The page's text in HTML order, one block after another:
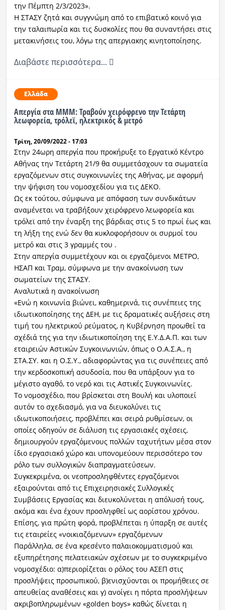
την Πέμπτη 2/3/2023».
Η ΣΤΑΣΥ ζητά και συγγνώμη από το επιβατικό κοινό για
την ταλαιπωρία και τις δυσκολίες που θα συναντήσει στις
μετακινήσεις του, λόγω της απεργιακης κινητοποίησης.
Διαβάστε περισσότερα...
Ελλάδα
Απεργία στα ΜΜΜ: Τραβούν χειρόφρενο την Τετάρτη
λεωφορεία, τρόλεϊ, ηλεκτρικός & μετρό
Τρίτη, 20/09/2022 - 17:03
Στην 24ωρη απεργία που προκήρυξε το Εργατικό Κέντρο
Αθήνας την Τετάρτη 21/9 θα συμμετάσχουν τα σωματεία
εργαζόμενων στις συγκοινωνίες της Αθήνας, με αφορμή
την ψήφιση του νομοσχεδίου για τις ΔΕΚΟ.
Ως εκ τούτου, σύμφωνα με απόφαση των συνδικάτων
αναμένεται να τραβήξουν χειρόφρενο λεωφορεία και
τρόλεϊ από την έναρξη της βάρδιας στις 5 το πρωί έως και
τη λήξη της ενώ δεν θα κυκλοφορήσουν οι συρμοί του
μετρό και στις 3 γραμμές του .
Στην απεργία συμμετέχουν και οι εργαζόμενοι ΜΕΤΡΟ,
ΗΣΑΠ και Τραμ, σύμφωνα με την ανακοίνωση των
σωματείων της ΣΤΑΣΥ.
Αναλυτικά η ανακοίνωση
«Ενώ η κοινωνία βιώνει, καθημερινά, τις συνέπειες της
ιδιωτικοποίησης της ΔΕΗ, με τις δραματικές αυξήσεις στη
τιμή του ηλεκτρικού ρεύματος, η Κυβέρνηση προωθεί τα
σχέδιά της για την ιδιωτικοποίηση της Ε.Υ.Δ.Α.Π. και των
εταιρειών Αστικών Συγκοινωνιών, όπως ο Ο.Α.Σ.Α., η
ΣΤΑ.ΣΥ. και η Ο.Σ.Υ., αδιαφορώντας για τις συνέπειες από
την κερδοσκοπική ασυδοσία, που θα υπάρξουν για το
μέγιστο αγαθό, το νερό και τις Αστικές Συγκοινωνίες.
Το νομοσχέδιο, που βρίσκεται στη Βουλή και υλοποιεί
αυτόν το σχεδιασμό, για να διευκολύνει τις
ιδιωτικοποιήσεις, προβλέπει και σειρά ρυθμίσεων, οι
οποίες οδηγούν σε διάλυση τις εργασιακές σχέσεις,
δημιουργούν εργαζόμενους πολλών ταχυτήτων μέσα στον
ίδιο εργασιακό χώρο και υπονομεύουν περισσότερο τον
ρόλο των συλλογικών διαπραγματεύσεων.
Συγκεκριμένα, οι νεοπροσληφθέντες εργαζόμενοι
εξαιρούνται από τις Επιχειρησιακές Συλλογικές
Συμβάσεις Εργασίας και διευκολύνεται η απόλυσή τους,
ακόμα και ένα έχουν προσληφθεί ως αορίστου χρόνου.
Επίσης, για πρώτη φορά, προβλέπεται η ύπαρξη σε αυτές
τις εταιρείες «νοικιαζόμενων» εργαζόμενων
Παράλληλα, σε ένα κρεσέντο παλαιοκομματισμού και
εξυπηρέτησης πελατειακών σχέσεων με το συγκεκριμένο
νομοσχέδιο: α)περιορίζεται ο ρόλος του ΑΣΕΠ στις
προσλήψεις προσωπικού, β)ενισχύονται οι προμήθειες σε
απευθείας αναθέσεις και γ) ανοίγει η πόρτα προσλήψεων
ακριβοπληρωμένων «golden boys» καθώς δίνεται η